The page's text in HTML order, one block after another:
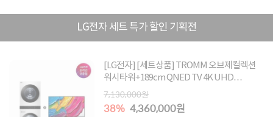
LG전자 세트 특가 할인 기획전
[LG전자] [세트상품] TROMM 오브제컬렉션
워시타워+189cm QNED TV 4K UHD
[W2421WAMR+75QNED75AEA]
7,130,000원
38% 4,360,000원